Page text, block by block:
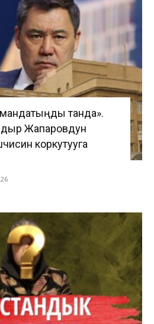
танда».
Жапаровдун
коркутууга